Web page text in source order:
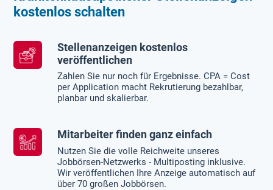
kostenlos schalten
Stellenanzeigen kostenlos
veröffentlichen
Zahlen Sie nur noch für Ergebnisse. CPA = Cost
per Application macht Rekrutierung bezahlbar,
planbar und skalierbar.
Mitarbeiter finden ganz einfach
Nutzen Sie die volle Reichweite unseres
Jobbörsen-Netzwerks - Multiposting inklusive.
Wir veröffentlichen Ihre Anzeige automatisch auf
über 70 großen Jobbörsen.